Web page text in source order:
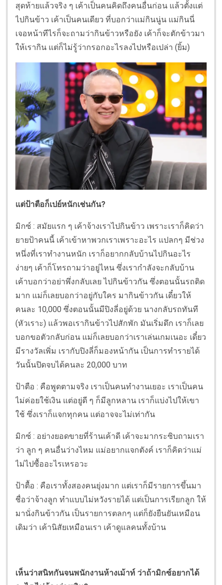
สุดท้ายแล้วจริง ๆ เค้าเป็นคนคิดถึงคนอื่นก่อน แล้วตั้งแต่
ไปกินข้าว เค้าเป็นคนเดียว ที่บอกว่าแม่กินนู่น แม่กินนี่
เจอหน้าทีไรก็จะถามว่ากินข้าวหรือยัง เค้าก็จะตักข้าวมา
ให้เรากิน แต่ก็ไม่รู้ว่ากรอกอะไรลงไปหรือเปล่า (ยิ้ม)
แต่ป้าตือก็เปย์หนักเช่นกัน?
มิกซ์ : สมัยแรก ๆ เค้าจ้างเราไปกินข้าว เพราะเราก็คิดว่า
ยายป้าคนนี้ เค้าเข้าหาพวกเราเพราะอะไร แปลกๆ มีช่วง
หนึ่งที่เราทำงานหนัก เราก็อยากกลับบ้านไปกินอะไร
ง่ายๆ เค้าก็โทรถามว่าอยู่ไหน ซึ่งเรากำลังจะกลับบ้าน
เค้าบอกว่าอย่าพึ่งกลับเลย ไปกินข้าวกัน ซึ่งตอนนั้นรถติด
มาก แม่ก็เลยบอกว่าอยู่กับใคร มากินข้าวกัน เดี๋ยวให้
คนละ 10,000 ซึ่งตอนนั้นมีปิงลี่อยู่ด้วย นางกลับรถทันที
(หัวเราะ) แล้วพอเรากินข้าวไปสักพัก มันเริ่มดึก เราก็เลย
บอกขอตัวกลับก่อน แม่ก็เลยบอกว่าเราเล่นเกมเนอะ เดี๋ยว
มีรางวัลเพิ่ม เรากับปิงลี่ก็มองหน้ากัน เป็นการทำรายได้
วันนั้นปิดจบได้คนละ 20,000 บาท
ป้าตือ : คือพูดตามจริง เราเป็นคนทำงานเยอะ เราเป็นคน
ไม่ค่อยใช้เงิน แต่อยู่ดี ๆ ก็มีลูกหลาน เราก็แบ่งไปให้เขา
ใช้ ซึ่งเราก็แจกทุกคน แต่อาจจะไม่เท่ากัน
มิกซ์ : อย่างยอดขายที่ร้านเค้าดี เค้าจะมากระซิบถามเรา
ว่า ลูก ๆ คนอื่นว่างไหม แม่อยากแจกตังค์ เราก็คิดว่าแม่
ไม่ไปซื้ออะไรเหรอวะ
ป้าตื้อ : คือเราทั้งสองคนยุ่งมาก แต่เราก็มีรายการขึ้นมา
ชื่อว่าจ้างลูก ทำแบบไม่หวังรายได้ แต่เป็นการเรียกลูก ให้
มานั่งกินข้าวกัน เป็นรายการตลกๆ แต่ก็ยังยืนยันเหมือน
เดิมว่า เค้านิสัยเหมือนเรา เค้าดูแลคนทั้งบ้าน
เห็นว่าสนิทกันจนพนักงานห้างเม้าท์ ว่าถ้ามิกซ์อยากได้